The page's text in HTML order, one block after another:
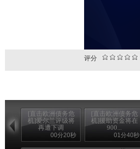
评分
[直击欧洲债务危
机]爱尔兰评级将
再遭下调
00分20秒
[直击欧洲债务危
机]援助资金将在
900...
01分40秒